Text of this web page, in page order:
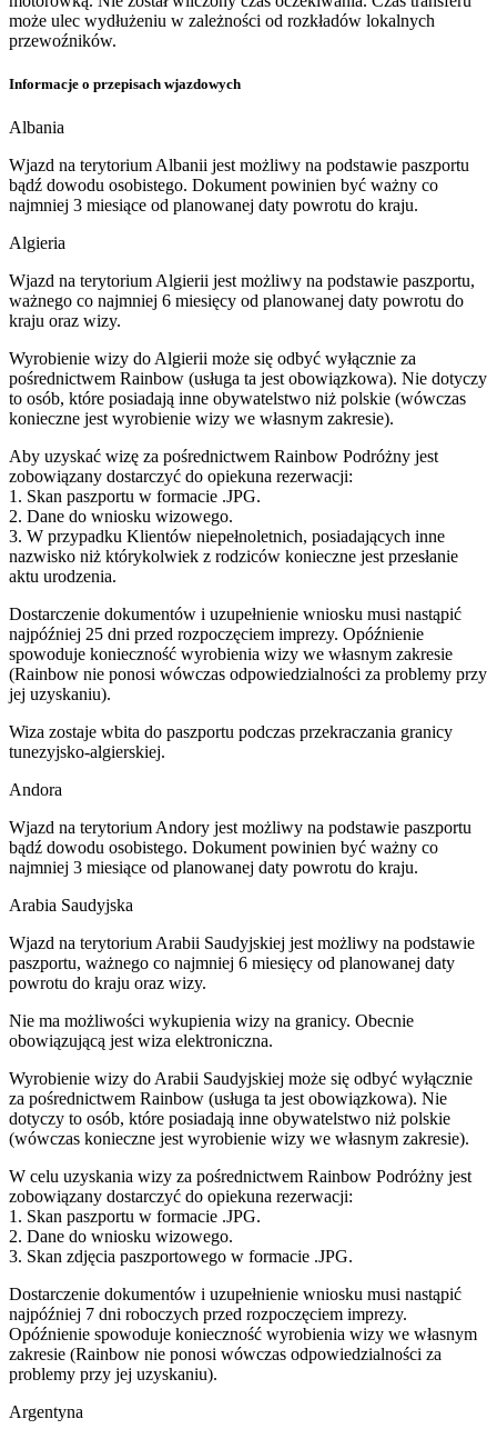
może ulec wydłużeniu w zależności od rozkładów lokalnych
przewoźników.
Informacje o przepisach wjazdowych
Albania
Wjazd na terytorium Albanii jest możliwy na podstawie paszportu
bądź dowodu osobistego. Dokument powinien być ważny co
najmniej 3 miesiące od planowanej daty powrotu do kraju.
Algieria
Wjazd na terytorium Algierii jest możliwy na podstawie paszportu,
ważnego co najmniej 6 miesięcy od planowanej daty powrotu do
kraju oraz wizy.
Wyrobienie wizy do Algierii może się odbyć wyłącznie za
pośrednictwem Rainbow (usługa ta jest obowiązkowa). Nie dotyczy
to osób, które posiadają inne obywatelstwo niż polskie (wówczas
konieczne jest wyrobienie wizy we własnym zakresie).
Aby uzyskać wizę za pośrednictwem Rainbow Podróżny jest
zobowiązany dostarczyć do opiekuna rezerwacji:
1. Skan paszportu w formacie .JPG.
2. Dane do wniosku wizowego.
3. W przypadku Klientów niepełnoletnich, posiadających inne
nazwisko niż którykolwiek z rodziców konieczne jest przesłanie
aktu urodzenia.
Dostarczenie dokumentów i uzupełnienie wniosku musi nastąpić
najpóźniej 25 dni przed rozpoczęciem imprezy. Opóźnienie
spowoduje konieczność wyrobienia wizy we własnym zakresie
(Rainbow nie ponosi wówczas odpowiedzialności za problemy przy
jej uzyskaniu).
Wiza zostaje wbita do paszportu podczas przekraczania granicy
tunezyjsko-algierskiej.
Andora
Wjazd na terytorium Andory jest możliwy na podstawie paszportu
bądź dowodu osobistego. Dokument powinien być ważny co
najmniej 3 miesiące od planowanej daty powrotu do kraju.
Arabia Saudyjska
Wjazd na terytorium Arabii Saudyjskiej jest możliwy na podstawie
paszportu, ważnego co najmniej 6 miesięcy od planowanej daty
powrotu do kraju oraz wizy.
Nie ma możliwości wykupienia wizy na granicy. Obecnie
obowiązującą jest wiza elektroniczna.
Wyrobienie wizy do Arabii Saudyjskiej może się odbyć wyłącznie
za pośrednictwem Rainbow (usługa ta jest obowiązkowa). Nie
dotyczy to osób, które posiadają inne obywatelstwo niż polskie
(wówczas konieczne jest wyrobienie wizy we własnym zakresie).
W celu uzyskania wizy za pośrednictwem Rainbow Podróżny jest
zobowiązany dostarczyć do opiekuna rezerwacji:
1. Skan paszportu w formacie .JPG.
2. Dane do wniosku wizowego.
3. Skan zdjęcia paszportowego w formacie .JPG.
Dostarczenie dokumentów i uzupełnienie wniosku musi nastąpić
najpóźniej 7 dni roboczych przed rozpoczęciem imprezy.
Opóźnienie spowoduje konieczność wyrobienia wizy we własnym
zakresie (Rainbow nie ponosi wówczas odpowiedzialności za
problemy przy jej uzyskaniu).
Argentyna